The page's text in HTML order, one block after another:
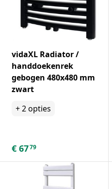
vidaXL Radiator /
handdoekenrek
gebogen 480x480 mm
zwart
+2opties
€ 6779